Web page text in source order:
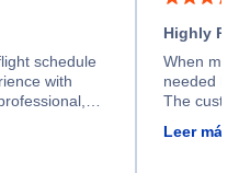
schedule
with
the
and
Highly
When my
needed
The
calm,
Leer más